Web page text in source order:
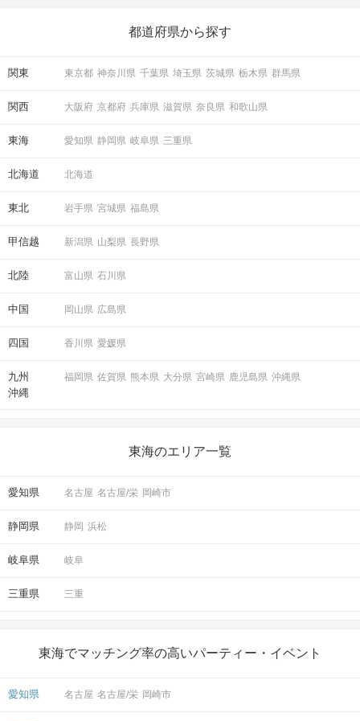
の楽しいことアイデアを集めました♪ いままさに楽しいことを探し
都道府県から探す
関東 東京都 神奈川県 千葉県 埼玉県 茨城県 栃木県 群馬県
関西 大阪府 京都府 兵庫県 滋賀県 奈良県 和歌山県
東海 愛知県 静岡県 岐阜県 三重県
北海道 北海道
東北 岩手県 宮城県 福島県
甲信越 新潟県 山梨県 長野県
北陸 富山県 石川県
中国 岡山県 広島県
四国 香川県 愛媛県
九州
沖縄
福岡県 佐賀県 熊本県 大分県 宮崎県 鹿児島県 沖縄県
東海のエリア一覧
愛知県 名古屋 名古屋/栄 岡崎市
静岡県 静岡 浜松
岐阜県 岐阜
三重県 三重
東海でマッチング率の高いパーティー・イベント
愛知県 名古屋 名古屋/栄 岡崎市